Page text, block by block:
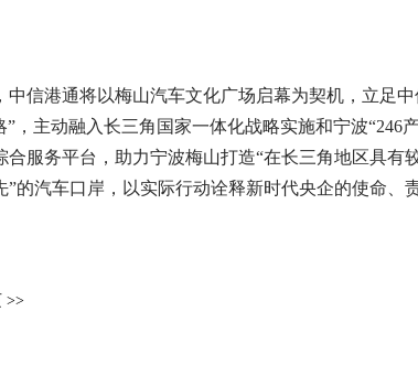
港通将以梅山汽车文化广场启幕为契机，立足中
”，主动融入长三角国家一体化战略实施和宁波“246
合服务平台，助力宁波梅山打造“在长三角地区具有
”的汽车口岸，以实际行动诠释新时代央企的使命、
>>